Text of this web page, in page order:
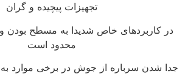
تجهیزات پیچیده و گران
در کاربردهای خاص شدیدا به مسطح
محدود است
جدا شدن سرباره از جوش در برخی